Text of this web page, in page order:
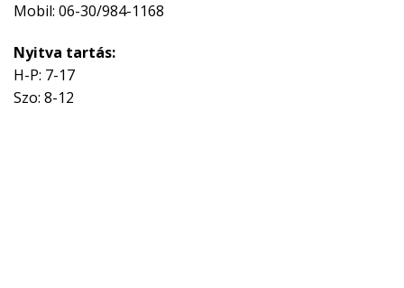
Mobil: 06-30/984-1168
Nyitva tartás:
H-P: 7-17
Szo: 8-12